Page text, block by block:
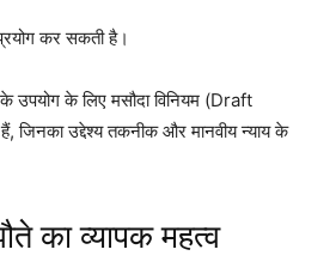
कर सकती है।
उपयोग के लिए मसौदा विनियम (Draft
जिनका उद्देश्य तकनीक और मानवीय न्याय के
का व्यापक महत्व